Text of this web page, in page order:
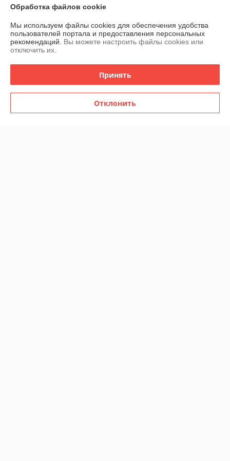
3 отзывов за всё время
14.09.2022
Покупатель
Отлично
Отлично
Показать все отзывы
Обработка файлов cookie
Мы используем файлы cookies для обеспечения удобства
пользователей портала и предоставления персональных
рекомендаций. Вы можете настроить файлы cookies или
отключить их.
Принять
Отклонить